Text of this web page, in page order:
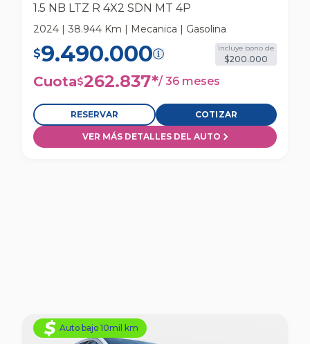
1.5 NB LTZ R 4X2 SDN MT 4P
2024 | 38.944 Km | Mecanica | Gasolina
$9.490.000 Incluye bono de
$200.000
Cuota$262.837*/ 36 meses
RESERVAR COTIZAR
VER MÁS DETALLES DEL AUTO
Auto bajo 10mil km